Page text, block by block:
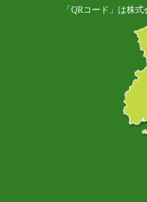
「QRコード」は株